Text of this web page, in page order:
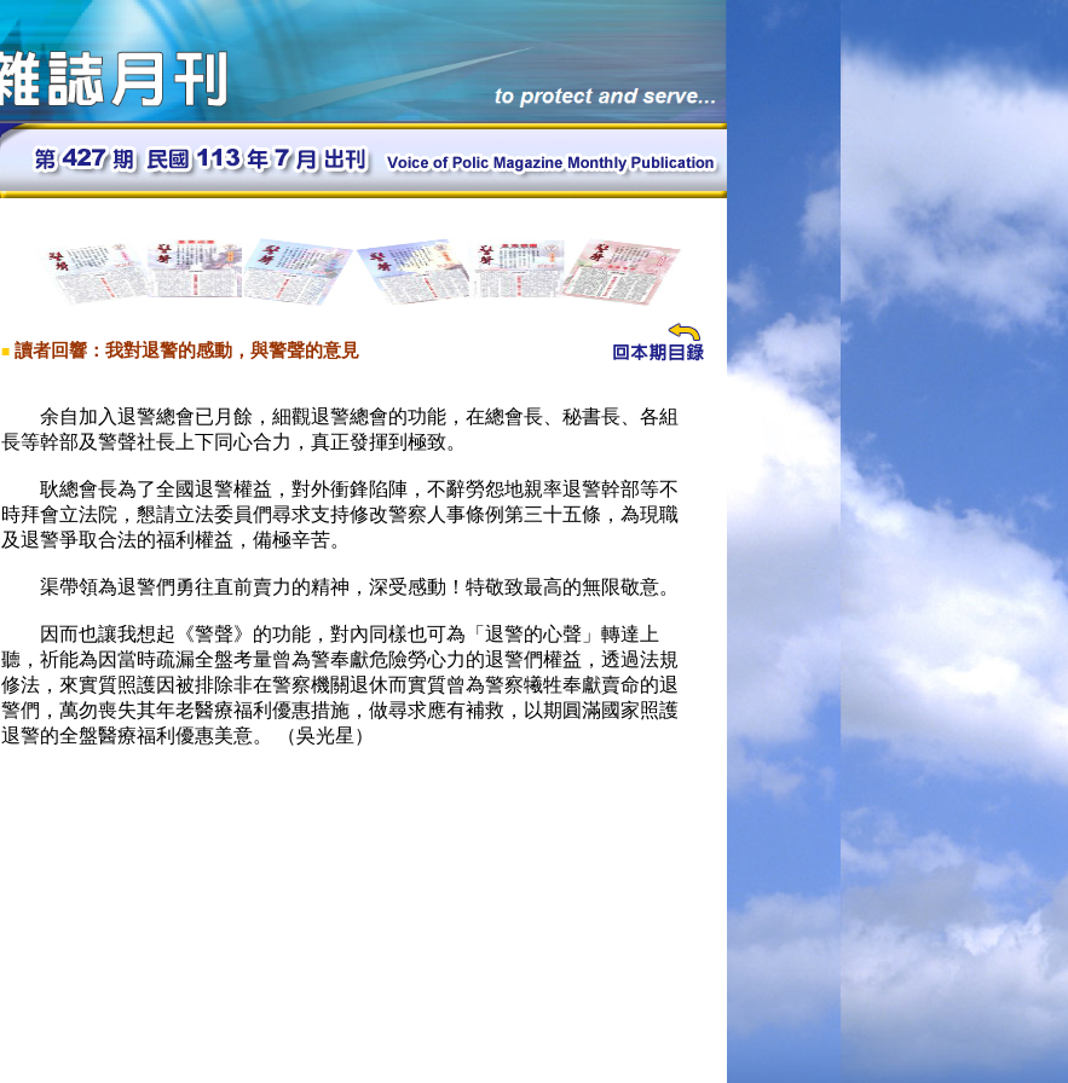
■ 讀者回響：我對退警的感動，與警聲的意見
余自加入退警總會已月餘，細觀退警總會的功能，在總會長、秘書長、各組
長等幹部及警聲社長上下同心合力，真正發揮到極致。
耿總會長為了全國退警權益，對外衝鋒陷陣，不辭勞怨地親率退警幹部等不
時拜會立法院，懇請立法委員們尋求支持修改警察人事條例第三十五條，為現職
及退警爭取合法的福利權益，備極辛苦。
渠帶領為退警們勇往直前賣力的精神，深受感動！特敬致最高的無限敬意。
因而也讓我想起《警聲》的功能，對內同樣也可為「退警的心聲」轉達上
聽，祈能為因當時疏漏全盤考量曾為警奉獻危險勞心力的退警們權益，透過法規
修法，來實質照護因被排除非在警察機關退休而實質曾為警察犧牲奉獻賣命的退
警們，萬勿喪失其年老醫療福利優惠措施，做尋求應有補救，以期圓滿國家照護
退警的全盤醫療福利優惠美意。 （吳光星）